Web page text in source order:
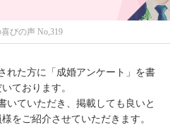
びの声 No,319
れた方に「成婚アンケート」を書
ております。
いていただき、掲載しても良いと
をご紹介させていただきます。